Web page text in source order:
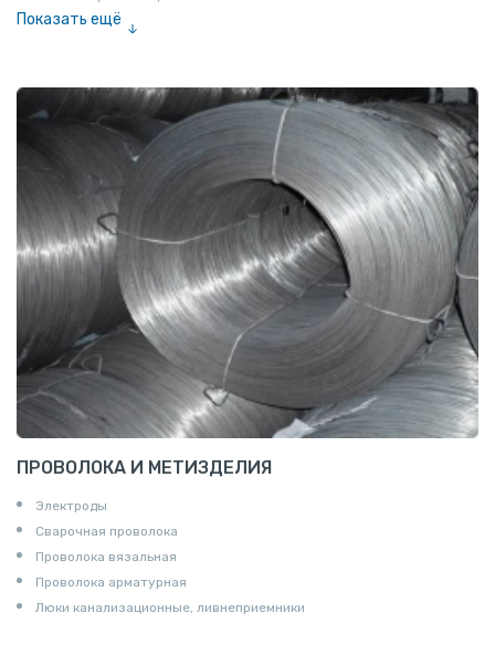
Показать ещё
ПРОВОЛОКА И МЕТИЗДЕЛИЯ
Электроды
Сварочная проволока
Проволока вязальная
Проволока арматурная
Люки канализационные, ливнеприемники